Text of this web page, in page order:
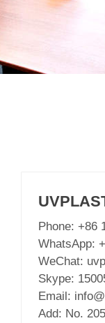
Phone: +86
WhatsApp:
WeChat:
Skype:
Email:
Add: No.